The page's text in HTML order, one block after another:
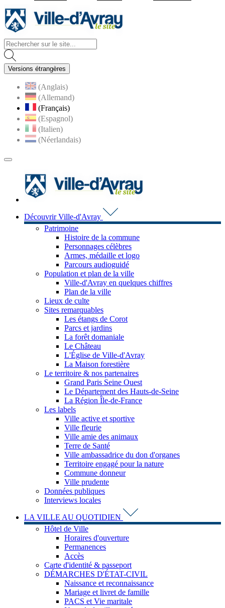
Versions étrangères
(Anglais)
(Allemand)
(Français)
(Espagnol)
(Italien)
(Néerlandais)
MENU
Découvrir Ville-d'Avray
Patrimoine
Histoire de la commune
Personnages célèbres
Armes, médaille et logo
Parcours audioguidé
Population et plan de la ville
Ville-d'Avray en quelques chiffres
Plan de la ville
Lieux de culte
Sites remarquables
Les étangs de Corot
Parcs et jardins
La forêt domaniale
Le Château
L'Église de Ville-d'Avray
La Maison forestière
Le territoire & nos partenaires
Grand Paris Seine Ouest
Le Département des Hauts-de-Seine
La Région Île-de-France
Les labels
Ville active et sportive
Ville fleurie
Ville amie des animaux
Terre de Santé
Ville ambassadrice du don d'organes
Territoire engagé pour la nature
Commune donneur
Ville prudente
Données publiques
Interviews locales
LA VILLE AU QUOTIDIEN
Hôtel de Ville
Horaires d'ouverture
Permanences
Accès
Carte d'identité & passeport
DÉMARCHES D'ÉTAT-CIVIL
Naissance et reconnaissance
Mariage et livret de famille
PACS et Vie maritale